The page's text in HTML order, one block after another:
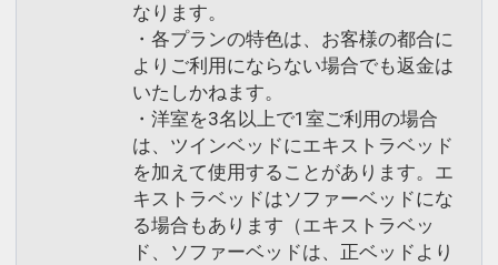
設定期間：2026年3月2日～2026年10月
インターネットコース番号：DP-2-
200000044149
なります。
・各プランの特色は、お客様の都合に
よりご利用にならない場合でも返金は
いたしかねます。
・洋室を3名以上で1室ご利用の場合
は、ツインベッドにエキストラベッド
を加えて使用することがあります。エ
キストラベッドはソファーベッドにな
る場合もあります（エキストラベッ
ド、ソファーベッドは、正ベッドより